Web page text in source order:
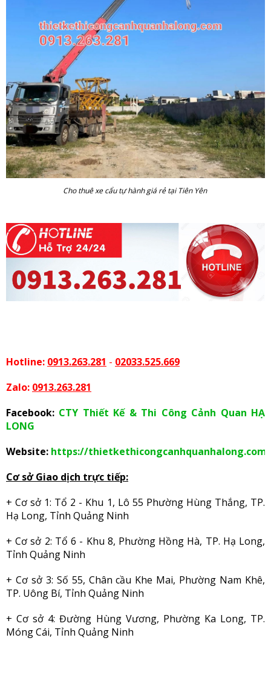
Cho thuê xe cẩu tự hành giá rẻ tại Tiên Yên
Hotline: 0913.263.281 - 02033.525.669
Zalo: 0913.263.281
Facebook: CTY Thiết Kế & Thi Công Cảnh Quan HẠ
LONG
Website: https://thietkethicongcanhquanhalong.com/
Cơ sở Giao dịch trực tiếp:
+ Cơ sở 1: Tổ 2 - Khu 1, Lô 55 Phường Hùng Thắng, TP.
Hạ Long, Tỉnh Quảng Ninh
+ Cơ sở 2: Tổ 6 - Khu 8, Phường Hồng Hà, TP. Hạ Long,
Tỉnh Quảng Ninh
+ Cơ sở 3: Số 55, Chân cầu Khe Mai, Phường Nam Khê,
TP. Uông Bí, Tỉnh Quảng Ninh
+ Cơ sở 4: Đường Hùng Vương, Phường Ka Long, TP.
Móng Cái, Tỉnh Quảng Ninh